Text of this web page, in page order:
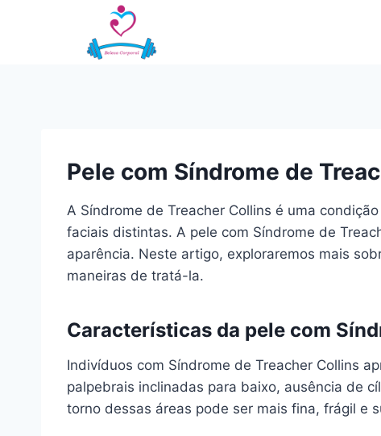
Pele com Síndrome de
A Síndrome de Treacher Collins é uma
faciais distintas. A pele com Síndrome de
aparência. Neste artigo, exploraremos mais
maneiras de tratá-la.
Características da pele com
Indivíduos com Síndrome de Treacher Collins
palpebrais inclinadas para baixo, ausência de
torno dessas áreas pode ser mais fina, frágil e